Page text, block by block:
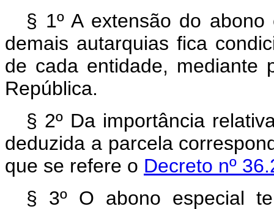
§ 1º A extensão do
demais autarquias fica
de cada entidade, mediante
República.
§ 2º Da importância
deduzida a parcela
que se refere o Decreto nº
§ 3º O abono especial